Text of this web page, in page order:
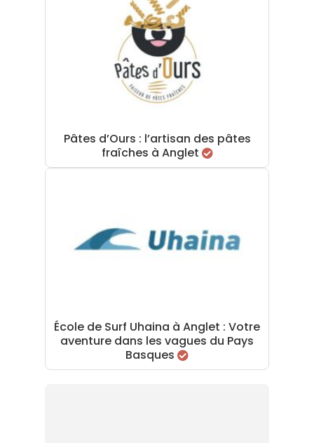
Pâtes d’Ours : l’artisan des pâtes
fraîches à Anglet
École de Surf Uhaina à Anglet : Votre
aventure dans les vagues du Pays
Basques